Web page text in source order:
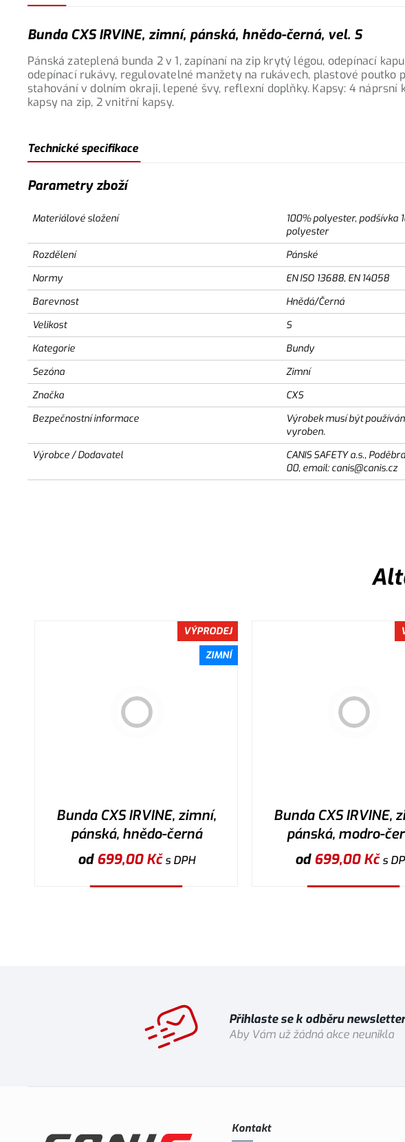
Bunda CXS IRVINE, zimní, pánská, hnědo-černá, vel. S
Pánská zateplená bunda 2 v 1, zapínaní na zip krytý légou, odepínací
odepínací rukávy, regulovatelné manžety na rukávech, plastové poutko
stahování v dolním okraji, lepené švy, reflexní doplňky. Kapsy: 4 náprsní
kapsy na zip, 2 vnitřní kapsy.
Technické specifikace
Parametry zboží
Materiálové složení
100% polyester, podšívka
polyester
Rozdělení
Pánské
Normy
EN ISO 13688, EN 14058
Barevnost
Hnědá/Černá
Velikost
S
Kategorie
Bundy
Sezóna
Zimní
Značka
CXS
Bezpečnostní informace
Výrobek musí být
vyroben.
Výrobce / Dodavatel
CANIS SAFETY a.s.,
00, email: canis@canis.cz
VÝPRODEJ
ZIMNÍ
Bunda CXS IRVINE, zimní,
pánská, hnědo-černá
od699,00Kčs DPH
Bunda CXS IRVINE,
pánská, modro-
od699,00Kčs
Přihlaste se k odběru
Aby Vám už žádná akce neunikla
Kontakt